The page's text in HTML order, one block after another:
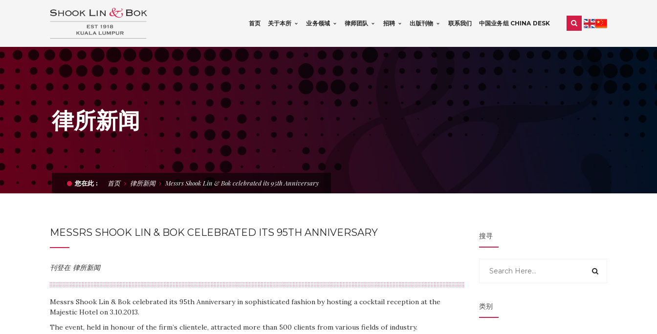
首页 关于本所 业务领域 律师团队 招聘 出版刊物 联系我们 中国业务组 CHINA DESK
律所新闻
您在此 : 首页 律所新闻 Messrs Shook Lin & Bok celebrated its 95th Anniversary
MESSRS SHOOK LIN & BOK CELEBRATED ITS 95TH ANNIVERSARY
刊登在 律所新闻
Messrs Shook Lin & Bok celebrated its 95th Anniversary in sophisticated fashion by hosting a cocktail reception at the
Majestic Hotel on 3.10.2013.
The event, held in honour of the firm’s clientele, attracted more than 500 clients from various fields of industry.
搜寻
类别